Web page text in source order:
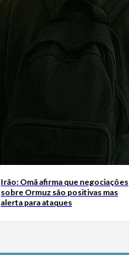
Irão: Omã afirma que negociações
sobre Ormuz são positivas mas
alerta para ataques